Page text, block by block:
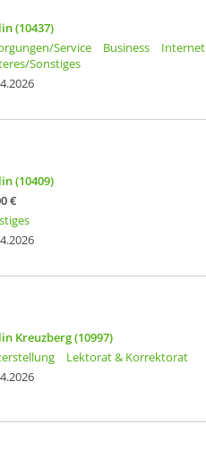
(10437)
Service Business Internet
Sonstiges
(10409)
€
Kreuzberg (10997)
Lektorat & Korrektorat